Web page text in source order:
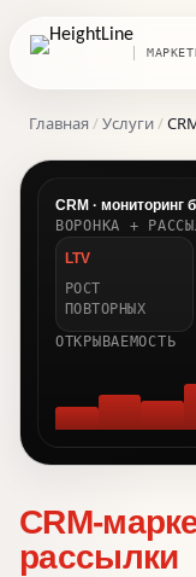
Главная /Услуги/
CRM-
рассылки
CRM · мониторинг
ВОРОНКА +
LTV
РОСТ
ПОВТОРНЫХ
ОТКРЫВАЕМОСТЬ